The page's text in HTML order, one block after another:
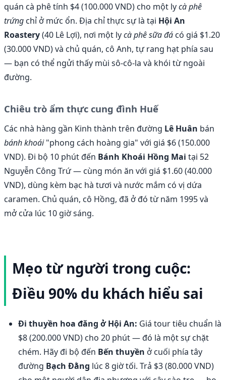
quán cà phê tính $4 (100.000 VND) cho một lycà phê
trứng chỉ ở mức ổn. Địa chỉ thực sự là tại Hội An
Roastery(40 Lê Lợi), nơi một lycà phê sữa đá có giá $1.20
(30.000 VND) và chủ quán, cô Anh, tự rang hạt phía sau
— bạn có thể ngửi thấy mùi sô-cô-la và khói từ ngoài
đường.
Chiêu trò ẩm thực cung đình Huế
Các nhà hàng gần Kinh thành trên đường Lê Huân bán
bánh khoái"phong cách hoàng gia" với giá $6 (150.000
VND). Đi bộ 10 phút đến Bánh Khoái Hồng Mai tại 52
Nguyễn Công Trứ — cùng món ăn với giá $1.60 (40.000
VND), dùng kèm bạc hà tươi và nước mắm có vị dứa
caramen. Chủ quán, cô Hồng, đã ở đó từ năm 1995 và
mở cửa lúc 10 giờ sáng.
Mẹo từ người trong cuộc:
Điều 90% du khách hiểu sai
Đi thuyền hoa đăng ở Hội An: Giá tour tiêu chuẩn là
$8 (200.000 VND) cho 20 phút — đó là một sự chặt
chém. Hãy đi bộ đến Bến thuyền ở cuối phía tây
đường Bạch Đằng lúc 8 giờ tối. Trả $3 (80.000 VND)